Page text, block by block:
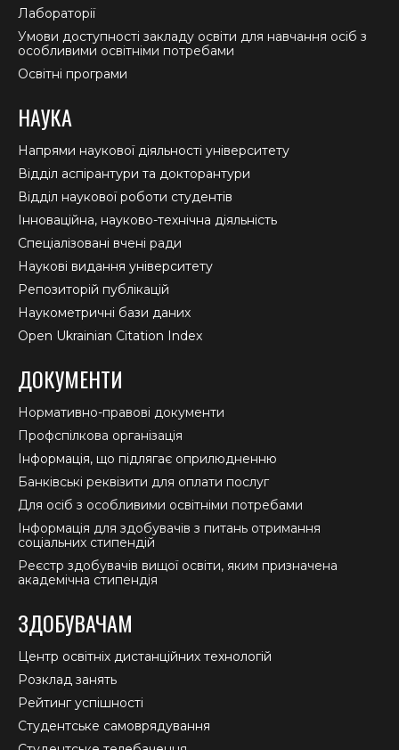
Лабораторії
Умови доступності закладу освіти для навчання осіб з
особливими освітніми потребами
Освітні програми
НАУКА
Напрями наукової діяльності університету
Відділ аспірантури та докторантури
Відділ наукової роботи студентів
Інноваційна, науково-технічна діяльність
Спеціалізовані вчені ради
Наукові видання університету
Репозиторій публікацій
Наукометричні бази даних
Open Ukrainian Citation Index
ДОКУМЕНТИ
Нормативно-правові документи
Профспілкова організація
Інформація, що підлягає оприлюдненню
Банківські реквізити для оплати послуг
Для осіб з особливими освітніми потребами
Інформація для здобувачів з питань отримання
соціальних стипендій
Реєстр здобувачів вищої освіти, яким призначена
академічна стипендія
ЗДОБУВАЧАМ
Центр освітніх дистанційних технологій
Розклад занять
Рейтинг успішності
Студентське самоврядування